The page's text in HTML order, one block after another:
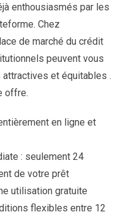
enthousiasmés par les
Chez
de marché du crédit
peuvent vous
attractives et équitables .
offre.
en ligne et
: seulement 24
de votre prêt
utilisation gratuite
flexibles entre 12